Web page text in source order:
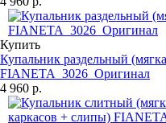
Купить
Купальник раздельный
FIANETA_3026_Оригинал
4 960 р.